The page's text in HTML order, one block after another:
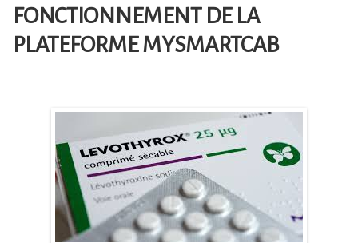
FONCTIONNEMENT DE LA
PLATEFORME MYSMARTCAB